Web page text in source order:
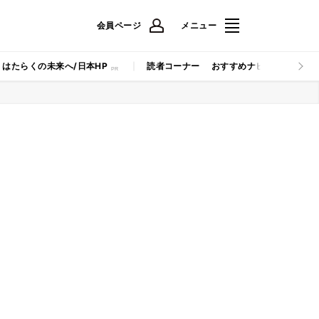
会員ページ メニュー
はたらくの未来へ/日本HP 読者コーナー おすすめナビ マイナビ